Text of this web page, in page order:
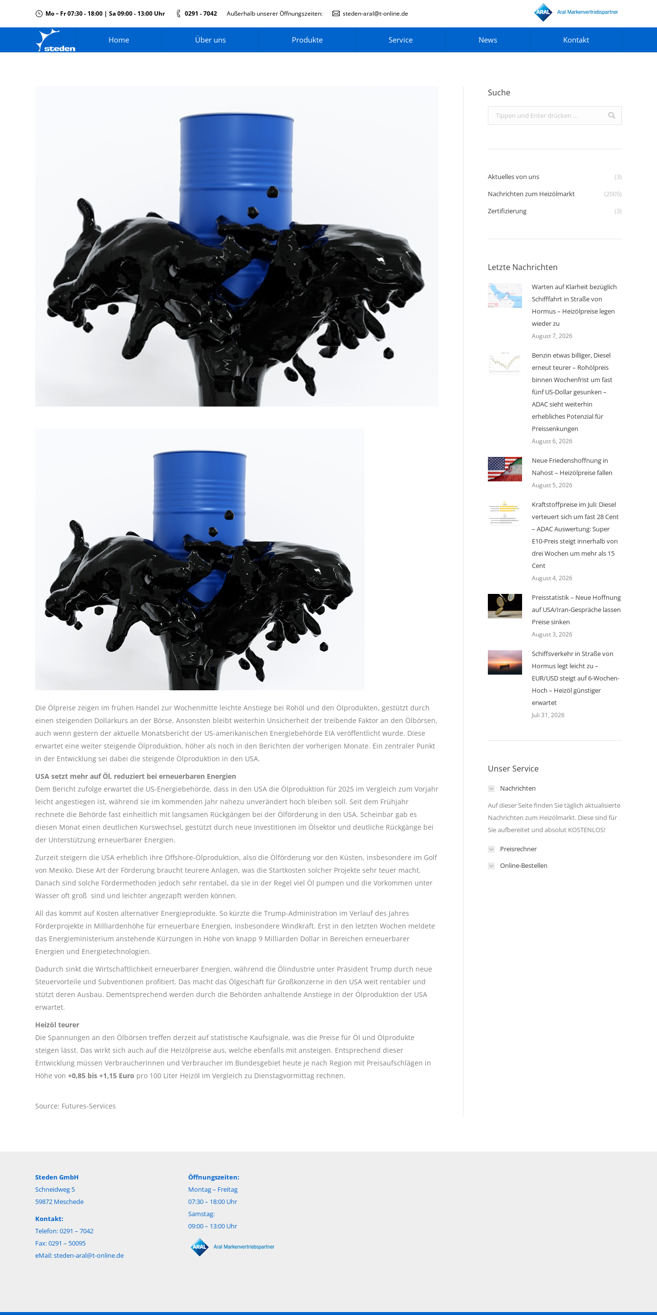
Mo – Fr 07:30 - 18:00 | Sa 09:00 - 13:00 Uhr 0291 - 7042 Außerhalb unserer Öffnungszeiten: steden-aral@t-online.de
Home Über uns Produkte Service News Kontakt
Die Ölpreise zeigen im frühen Handel zur Wochenmitte leichte Anstiege bei Rohöl und den Ölprodukten, gestützt durch
einen steigenden Dollarkurs an der Börse. Ansonsten bleibt weiterhin Unsicherheit der treibende Faktor an den Ölbörsen,
auch wenn gestern der aktuelle Monatsbericht der US-amerikanischen Energiebehörde EIA veröffentlicht wurde. Diese
erwartet eine weiter steigende Ölproduktion, höher als noch in den Berichten der vorherigen Monate. Ein zentraler Punkt
in der Entwicklung sei dabei die steigende Ölproduktion in den USA.
USA setzt mehr auf Öl, reduziert bei erneuerbaren Energien
Dem Bericht zufolge erwartet die US-Energiebehörde, dass in den USA die Ölproduktion für 2025 im Vergleich zum Vorjahr
leicht angestiegen ist, während sie im kommenden Jahr nahezu unverändert hoch bleiben soll. Seit dem Frühjahr
rechnete die Behörde fast einheitlich mit langsamen Rückgängen bei der Ölförderung in den USA. Scheinbar gab es
diesen Monat einen deutlichen Kurswechsel, gestützt durch neue Investitionen im Ölsektor und deutliche Rückgänge bei
der Unterstützung erneuerbarer Energien.
Zurzeit steigern die USA erheblich ihre Offshore-Ölproduktion, also die Ölförderung vor den Küsten, insbesondere im Golf
von Mexiko. Diese Art der Förderung braucht teurere Anlagen, was die Startkosten solcher Projekte sehr teuer macht.
Danach sind solche Fördermethoden jedoch sehr rentabel, da sie in der Regel viel Öl pumpen und die Vorkommen unter
Wasser oft groß sind und leichter angezapft werden können.
All das kommt auf Kosten alternativer Energieprodukte. So kürzte die Trump-Administration im Verlauf des Jahres
Förderprojekte in Milliardenhöhe für erneuerbare Energien, insbesondere Windkraft. Erst in den letzten Wochen meldete
das Energieministerium anstehende Kürzungen in Höhe von knapp 9 Milliarden Dollar in Bereichen erneuerbarer
Energien und Energietechnologien.
Dadurch sinkt die Wirtschaftlichkeit erneuerbarer Energien, während die Ölindustrie unter Präsident Trump durch neue
Steuervorteile und Subventionen profitiert. Das macht das Ölgeschäft für Großkonzerne in den USA weit rentabler und
stützt deren Ausbau. Dementsprechend werden durch die Behörden anhaltende Anstiege in der Ölproduktion der USA
erwartet.
Heizöl teurer
Die Spannungen an den Ölbörsen treffen derzeit auf statistische Kaufsignale, was die Preise für Öl und Ölprodukte
steigen lässt. Das wirkt sich auch auf die Heizölpreise aus, welche ebenfalls mit ansteigen. Entsprechend dieser
Entwicklung müssen Verbraucherinnen und Verbraucher im Bundesgebiet heute je nach Region mit Preisaufschlägen in
Höhe von +0,85 bis +1,15 Euro pro 100 Liter Heizöl im Vergleich zu Dienstagvormittag rechnen.
Source: Futures-Services
Suche
Search:
Aktuelles von uns
(3)
Nachrichten zum Heizölmarkt
(2005)
Zertifizierung
(3)
Letzte Nachrichten
Warten auf Klarheit bezüglich
Schifffahrt in Straße von
Hormus – Heizölpreise legen
wieder zu
August 7, 2026
Benzin etwas billiger, Diesel
erneut teurer – Rohölpreis
binnen Wochenfrist um fast
fünf US-Dollar gesunken –
ADAC sieht weiterhin
erhebliches Potenzial für
Preissenkungen
August 6, 2026
Neue Friedenshoffnung in
Nahost – Heizölpreise fallen
August 5, 2026
Kraftstoffpreise im Juli: Diesel
verteuert sich um fast 28 Cent
– ADAC Auswertung: Super
E10-Preis steigt innerhalb von
drei Wochen um mehr als 15
Cent
August 4, 2026
Preisstatistik – Neue Hoffnung
auf USA/Iran-Gespräche lassen
Preise sinken
August 3, 2026
Schiffsverkehr in Straße von
Hormus legt leicht zu –
EUR/USD steigt auf 6-Wochen-
Hoch – Heizöl günstiger
erwartet
Juli 31, 2026
Unser Service
Nachrichten
Auf dieser Seite finden Sie täglich aktualisierte
Nachrichten zum Heizölmarkt. Diese sind für
Sie aufbereitet und absolut KOSTENLOS!
Preisrechner
Online-Bestellen
Steden GmbH
Schneidweg 5
59872 Meschede
Kontakt:
Telefon: 0291 – 7042
Fax: 0291 – 50095
eMail:steden-aral@t-online.de
Öffnungszeiten:
Montag – Freitag
07:30 – 18:00 Uhr
Samstag:
09:00 – 13:00 Uhr